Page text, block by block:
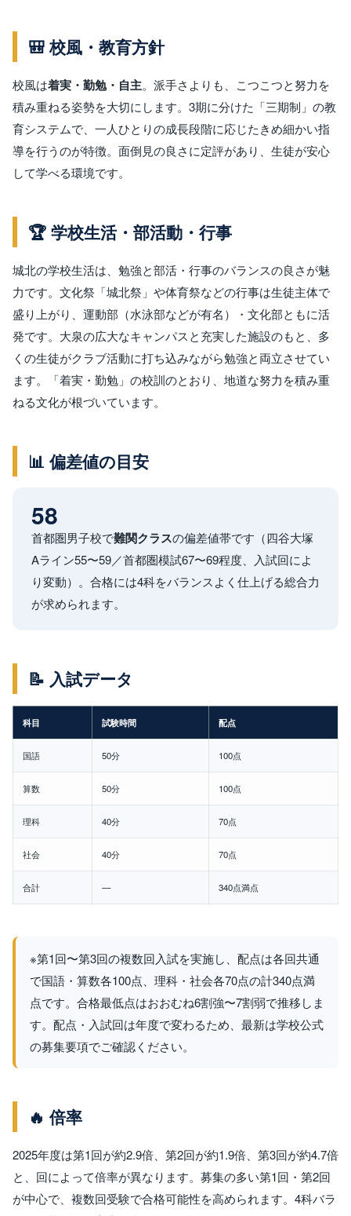
🎒 校風・教育方針
校風は着実・勤勉・自主。派手さよりも、こつこつと努力を
積み重ねる姿勢を大切にします。3期に分けた「三期制」の教
育システムで、一人ひとりの成長段階に応じたきめ細かい指
導を行うのが特徴。面倒見の良さに定評があり、生徒が安心
して学べる環境です。
🏆 学校生活・部活動・行事
城北の学校生活は、勉強と部活・行事のバランスの良さが魅
力です。文化祭「城北祭」や体育祭などの行事は生徒主体で
盛り上がり、運動部（水泳部などが有名）・文化部ともに活
発です。大泉の広大なキャンパスと充実した施設のもと、多
くの生徒がクラブ活動に打ち込みながら勉強と両立させてい
ます。「着実・勤勉」の校訓のとおり、地道な努力を積み重
ねる文化が根づいています。
📊 偏差値の目安
58
首都圏男子校で難関クラスの偏差値帯です（四谷大塚
Aライン55〜59／首都圏模試67〜69程度、入試回によ
り変動）。合格には4科をバランスよく仕上げる総合力
が求められます。
📝 入試データ
科目 試験時間 配点
国語 50分 100点
算数 50分 100点
理科 40分 70点
社会 40分 70点
合計 — 340点満点
※第1回〜第3回の複数回入試を実施し、配点は各回共通
で国語・算数各100点、理科・社会各70点の計340点満
点です。合格最低点はおおむね6割強〜7割弱で推移しま
す。配点・入試回は年度で変わるため、最新は学校公式
の募集要項でご確認ください。
🔥 倍率
2025年度は第1回が約2.9倍、第2回が約1.9倍、第3回が約4.7倍
と、回によって倍率が異なります。募集の多い第1回・第2回
が中心で、複数回受験で合格可能性を高められます。4科バラ